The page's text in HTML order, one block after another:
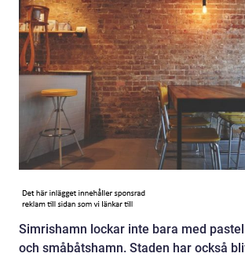
Simrishamn lockar inte bara med
och småbåtshamn. Staden har också